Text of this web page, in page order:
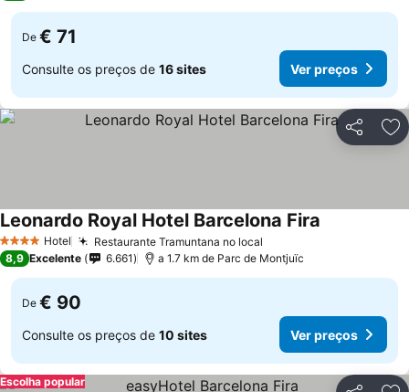
De € 71
Consulte os preços de 16 sites Ver preços
Partilhar
4 EstrelasHotel Restaurante Tramuntana no local
Leonardo Royal Hotel Barcelona Fira
8,9 Excelente 6.661 a 1.7 km de Parc de Montjuïc
De € 90
Consulte os preços de 10 sites Ver preços
Escolha popular